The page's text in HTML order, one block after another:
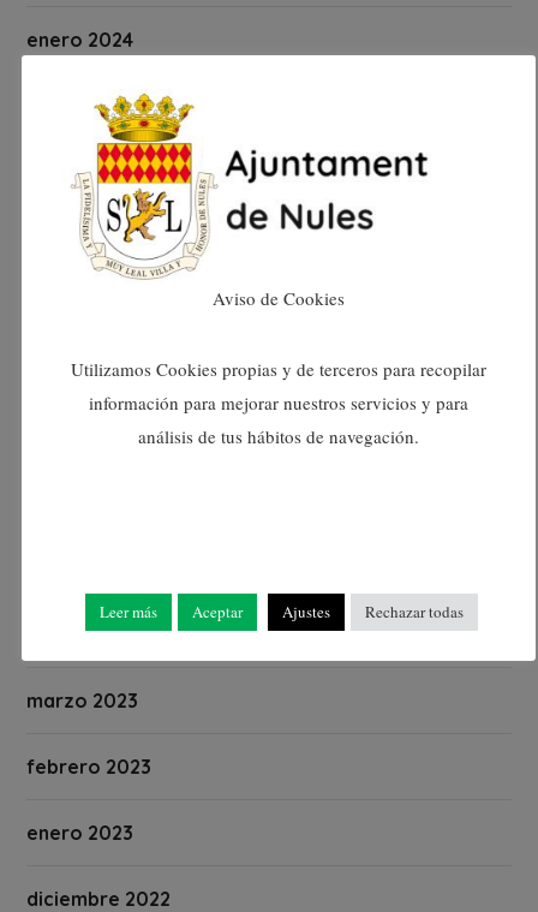
enero 2024
diciembre 2023
noviembre 2023
octubre 2023
agosto 2023
abril 2023
marzo 2023
febrero 2023
enero 2023
diciembre 2022
Aviso de Cookies
Utilizamos Cookies propias y de terceros para recopilar
información para mejorar nuestros servicios y para
análisis de tus hábitos de navegación.
Leer más Aceptar Ajustes Rechazar todas